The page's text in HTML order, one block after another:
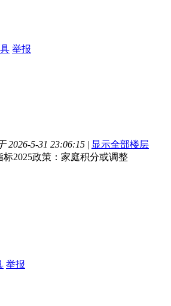
举报
2026-5-31 23:06:15 | 显示全部楼层
标2025政策：家庭积分或调整
举报